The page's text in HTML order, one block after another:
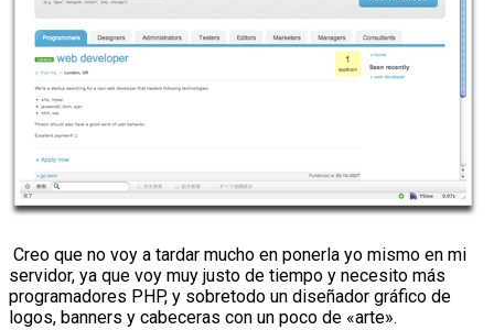
Creo que no voy a tardar mucho en ponerla yo mismo en mi
servidor, ya que voy muy justo de tiempo y necesito más
programadores PHP, y sobretodo un diseñador gráfico de
logos, banners y cabeceras con un poco de «arte».